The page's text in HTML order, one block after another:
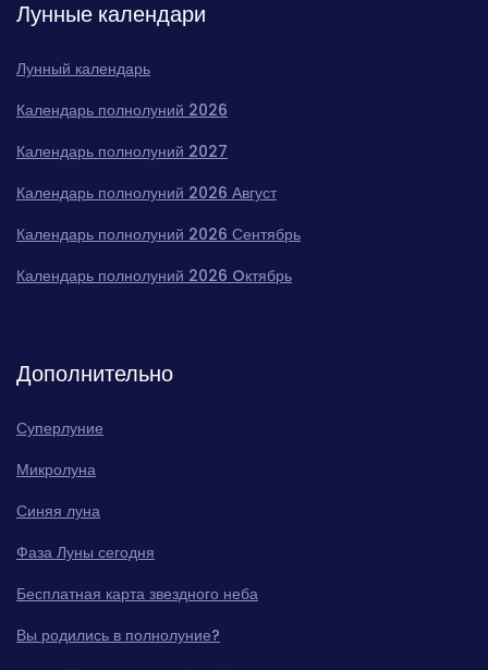
Лунные календари
Лунный календарь
Календарь полнолуний 2026
Календарь полнолуний 2027
Календарь полнолуний 2026 Август
Календарь полнолуний 2026 Сентябрь
Календарь полнолуний 2026 Oктябрь
Дополнительно
Суперлуние
Микролуна
Синяя луна
Фаза Луны сегодня
Бесплатная карта звездного неба
Вы родились в полнолуние?